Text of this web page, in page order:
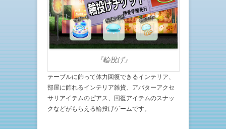
『輪投げ』
テーブルに飾って体力回復できるインテリア、
部屋に飾れるインテリア雑貨、アバターアクセ
サリアイテムのピアス、回復アイテムのスナッ
クなどがもらえる輪投げゲームです。